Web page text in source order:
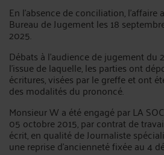
En l'absence de conciliation, l'affaire
Bureau de Jugement les 18
2025.
Débats à l'audience de jugement du
l'issue de laquelle, les parties ont
écritures, visées par le greffe et ont
des modalités du prononcé.
Monsieur W a été engagé par LA
05 octobre 2015, par contrat de
écrit, en qualité de Journaliste
une reprise d'ancienneté fixée au 4